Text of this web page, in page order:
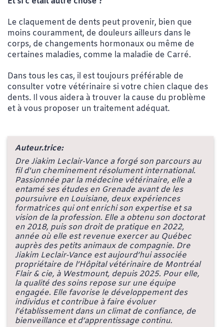
Le claquement de dents peut provenir, bien que
moins couramment, de douleurs ailleurs dans le
corps, de changements hormonaux ou même de
certaines maladies, comme la maladie de Carré.
Dans tous les cas, il est toujours préférable de
consulter votre vétérinaire si votre chien claque des
dents. Il vous aidera à trouver la cause du problème
et à vous proposer un traitement adéquat.
Auteur.trice:
Dre Jiakim Leclair-Vance a forgé son parcours au
fil d'un cheminement résolument international.
Passionnée par la médecine vétérinaire, elle a
entamé ses études en Grenade avant de les
poursuivre en Louisiane, deux expériences
formatrices qui ont enrichi son expertise et sa
vision de la profession. Elle a obtenu son doctorat
en 2018, puis son droit de pratique en 2022,
année où elle est revenue exercer au Québec
auprès des petits animaux de compagnie. Dre
Jiakim Leclair-Vance est aujourd’hui associée
propriétaire de l’Hôpital vétérinaire de Montréal
Flair & cie, à Westmount, depuis 2025. Pour elle,
la qualité des soins repose sur une équipe
engagée. Elle favorise le développement des
individus et contribue à faire évoluer
l’établissement dans un climat de confiance, de
bienveillance et d’apprentissage continu.